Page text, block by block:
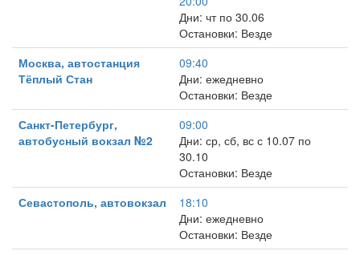
Дни: чт по 30.06
Остановки: Везде
Москва, автостанция
Тёплый Стан
09:40
Дни: ежедневно
Остановки: Везде
Санкт-Петербург,
автобусный вокзал №2
09:00
Дни: ср, сб, вс с 10.07 по
30.10
Остановки: Везде
Севастополь, автовокзал
18:10
Дни: ежедневно
Остановки: Везде